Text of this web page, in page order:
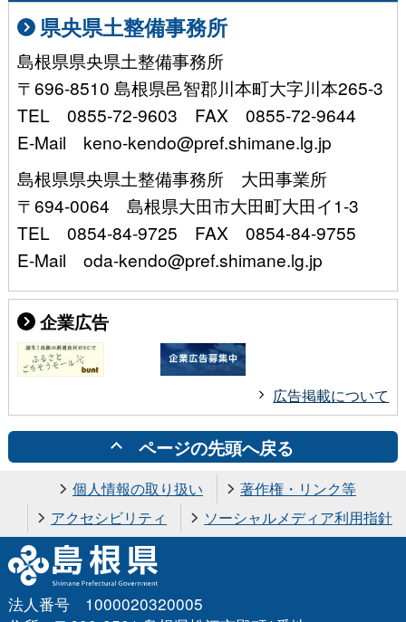
県央県土整備事務所
島根県県央県土整備事務所
〒696-8510 島根県邑智郡川本町大字川本265-3
TEL 0855-72-9603 FAX 0855-72-9644
E-Mail keno-kendo@pref.shimane.lg.jp
島根県県央県土整備事務所 大田事業所
〒694-0064 島根県大田市大田町大田イ1-3
TEL 0854-84-9725 FAX 0854-84-9755
E-Mail oda-kendo@pref.shimane.lg.jp
企業広告
広告掲載について
ページの先頭へ戻る
個人情報の取り扱い
著作権・リンク等
アクセシビリティ
ソーシャルメディア利用指針
法人番号 1000020320005